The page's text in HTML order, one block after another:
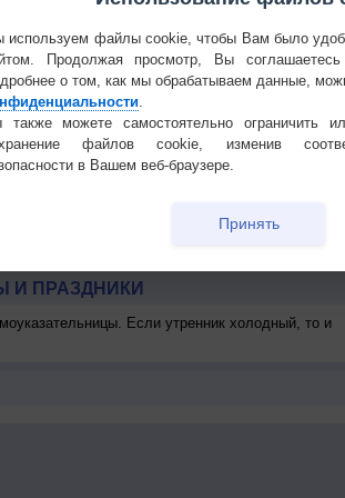
>10 км
> 1 км
2-5
<7
>10 км
-
2-5
<7
>10 км
-
2-5
<7
>10 км
-
3-6
<7
>10 км
-
3-6
<7
>10
> 1
И ПРАЗДНИКИ
Если утренник холодный, то и
используем файлы cookie, чтобы Вам было
Продолжая просмотр, Вы
о том, как мы обрабатываем данные,
также можете самостоятельно ограничить
файлов cookie, изменив
в Вашем веб-браузере.
Принять